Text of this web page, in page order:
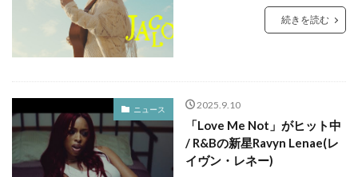
続きを読む
ニュース 2025.9.10
「Love Me Not」がヒット中
/ R&Bの新星Ravyn Lenae(レ
イヴン・レネー)